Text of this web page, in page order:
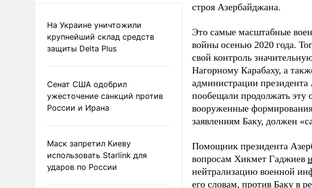
На Украине уничтожили
крупнейший склад средств
защиты Delta Plus
Сенат США одобрил
ужесточение санкций против
России и Ирана
Маск запретил Киеву
использовать Starlink для
ударов по России
строя Азербайджана.
Это самые масштабные
войны осенью 2020 года.
свой контроль
Нагорному Карабаху, а
администрации
пообещали продолжать эту
вооруженные
заявлениям Баку, должен
Помощник президента
вопросам Хикмет Гаджиев
нейтрализацию военной
его словам, против Баку в